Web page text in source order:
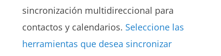
sincronización multidireccional para
contactos y calendarios. Seleccione las
herramientas que desea sincronizar